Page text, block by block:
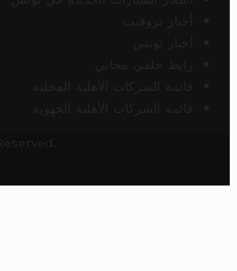
أخبار تروفيت
أخبار تونس
رابط خلفي مجاني
قائمة الشركات الأهلية المحلية
قائمة الشركات الأهلية الجهوية